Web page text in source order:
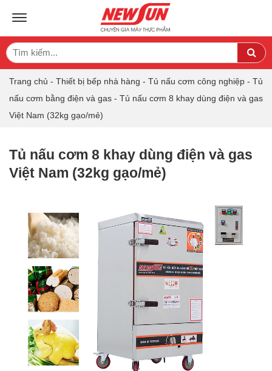
TOGGLE NAVIGATION
Search
for:
Trang chủ - Thiết bị bếp nhà hàng - Tủ nấu cơm công nghiệp - Tủ
nấu cơm bằng điện và gas - Tủ nấu cơm 8 khay dùng điện và gas
Việt Nam (32kg gạo/mẻ)
Tủ nấu cơm 8 khay dùng điện và gas
Việt Nam (32kg gạo/mẻ)